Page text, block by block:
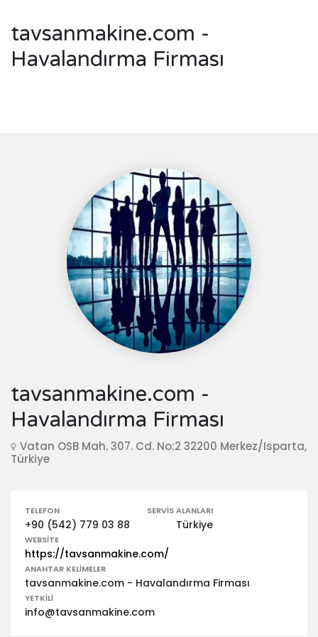
tavsanmakine.com -
Havalandırma Firması
tavsanmakine.com -
Havalandırma Firması
Vatan OSB Mah. 307. Cd. No:2 32200 Merkez/Isparta,
Türkiye
TELEFON
+90 (542) 779 03 88
SERVIS ALANLARI
Türkiye
WEBSITE
https://tavsanmakine.com/
ANAHTAR KELIMELER
tavsanmakine.com - Havalandırma Firması
YETKILI
info@tavsanmakine.com